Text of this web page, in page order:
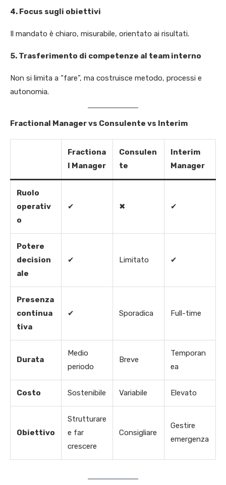
4. Focus sugli obiettivi
Il mandato è chiaro, misurabile, orientato ai risultati.
5. Trasferimento di competenze al team interno
Non si limita a “fare”, ma costruisce metodo, processi e
autonomia.
Fractional Manager vs Consulente vs Interim
Fractiona
l Manager
Consulen
te
Interim
Manager
Ruolo
operativ
o
✔ ✖ ✔
Potere
decision
ale
✔ Limitato ✔
Presenza
continua
tiva
✔ Sporadica Full-time
Durata
Medio
periodo
Breve
Temporan
ea
Costo Sostenibile Variabile Elevato
Obiettivo
Strutturare
e far
crescere
Consigliare
Gestire
emergenza